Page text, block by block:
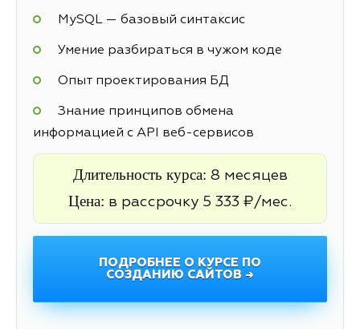
MySQL — базовый синтаксис
Умение разбираться в чужом коде
Опыт проектирования БД
Знание принципов обмена
информацией с API веб-сервисов
Длительность курса: 8 месяцев
Цена: в рассрочку 5 333 ₽/мес.
ПОДРОБНЕЕ О КУРСЕ ПО
СОЗДАНИЮ САЙТОВ →